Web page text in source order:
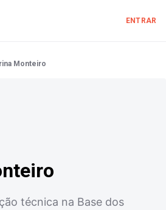
ENTRAR
Monteiro
técnica na Base dos